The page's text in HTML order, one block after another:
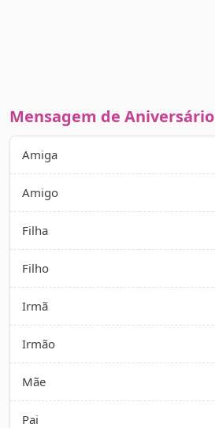
Mensagem de Aniversário
Amiga
Amigo
Filha
Filho
Irmã
Irmão
Mãe
Pai